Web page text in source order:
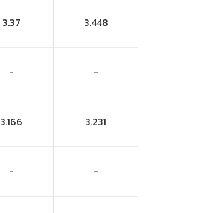
3.37 3.448
- -
3.166 3.231
- -